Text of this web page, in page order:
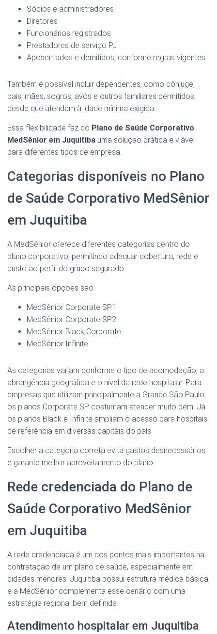
Sócios e administradores
Diretores
Funcionários registrados
Prestadores de serviço PJ
Aposentados e demitidos, conforme regras vigentes
Também é possível incluir dependentes, como cônjuge,
pais, mães, sogros, avós e outros familiares permitidos,
desde que atendam à idade mínima exigida.
Essa flexibilidade faz do Plano de Saúde Corporativo
MedSênior em Juquitiba uma solução prática e viável
para diferentes tipos de empresa.
Categorias disponíveis no Plano
de Saúde Corporativo MedSênior
em Juquitiba
A MedSênior oferece diferentes categorias dentro do
plano corporativo, permitindo adequar cobertura, rede e
custo ao perfil do grupo segurado.
As principais opções são:
MedSênior Corporate SP1
MedSênior Corporate SP2
MedSênior Black Corporate
MedSênior Infinite
As categorias variam conforme o tipo de acomodação, a
abrangência geográfica e o nível da rede hospitalar. Para
empresas que utilizam principalmente a Grande São Paulo,
os planos Corporate SP costumam atender muito bem. Já
os planos Black e Infinite ampliam o acesso para hospitais
de referência em diversas capitais do país.
Escolher a categoria correta evita gastos desnecessários
e garante melhor aproveitamento do plano.
Rede credenciada do Plano de
Saúde Corporativo MedSênior
em Juquitiba
A rede credenciada é um dos pontos mais importantes na
contratação de um plano de saúde, especialmente em
cidades menores. Juquitiba possui estrutura médica básica,
e a MedSênior complementa esse cenário com uma
estratégia regional bem definida.
Atendimento hospitalar em Juquitiba